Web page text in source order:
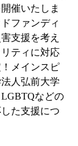
催いたしま
ファンディ
支援を考え
ティに対応
メインスピ
人弘前大学
などの
た支援につ